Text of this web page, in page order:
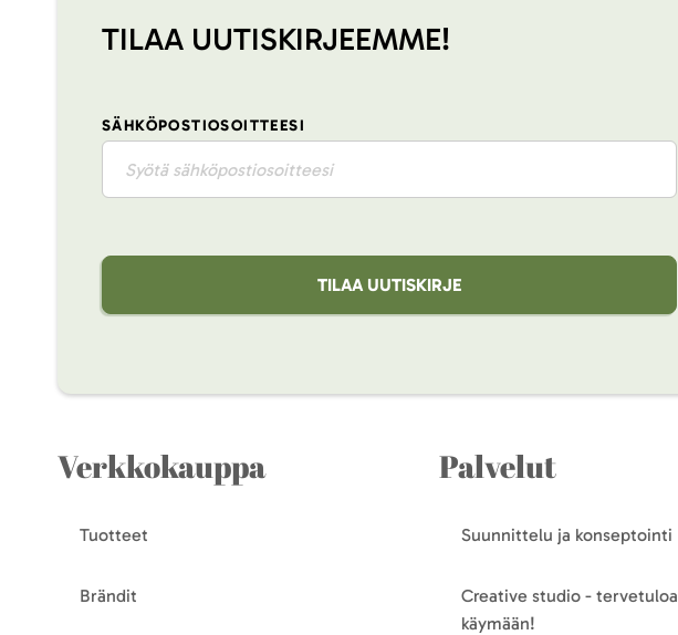
TILAA UUTISKIRJEEMME!
SÄHKÖPOSTIOSOITTEESI
TILAA UUTISKIRJE
Verkkokauppa
Tuotteet
Brändit
Palvelut
Suunnittelu ja konseptointi
Creative studio - tervetuloa
käymään!